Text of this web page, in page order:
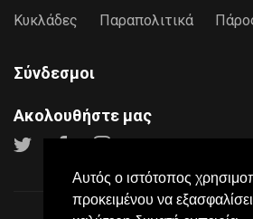
Αυτός ο ιστότοπος
προκειμένου να
Κυκλάδες
Παραπολιτικά
Σύνδεσμοι
Ακολουθήστε μας